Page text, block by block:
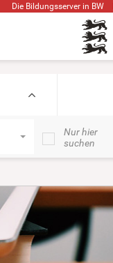
Die Bildungsserver in BW
Nur hier
suchen